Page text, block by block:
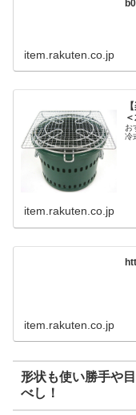
item.rakuten.co.jp
お
冷
item.rakuten.co.jp
item.rakuten.co.jp
形状も使い勝手や
べし！